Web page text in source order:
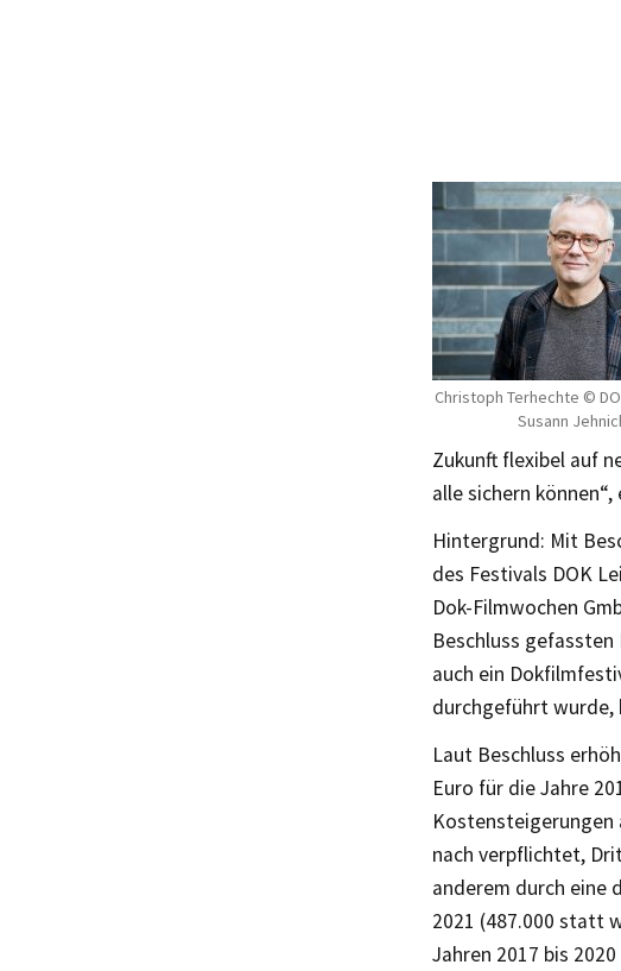
Christoph Terhechte ©
Susann
Zukunft flexibel auf
alle sichern
Hintergrund: Mit
des Festivals DOK
Dok-Filmwochen
Beschluss
auch ein
durchgeführt
Laut Beschluss
Euro für die Jahre
Kostensteigerungen
nach verpflichtet,
anderem durch eine
2021 (487.000 statt
Jahren 2017 bis